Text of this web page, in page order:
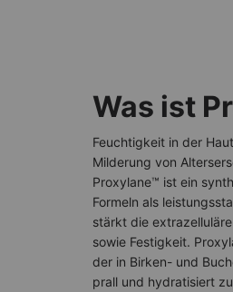
Was ist
Feuchtigkeit in der
Milderung von
Proxylane™ ist ein
Formeln als
stärkt die
sowie Festigkeit.
der in Birken- und
prall und hydratisiert